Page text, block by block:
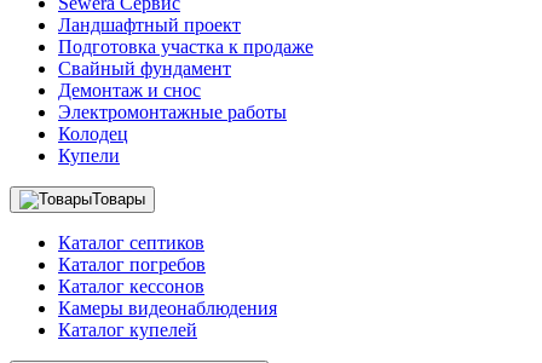
Ландшафтный проект
Подготовка участка к продаже
Свайный фундамент
Демонтаж и снос
Электромонтажные работы
Колодец
Купели
Товары
Каталог септиков
Каталог погребов
Каталог кессонов
Камеры видеонаблюдения
Каталог купелей